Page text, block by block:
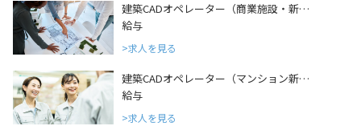
建築CADオペレーター（商業施設・新…
給与
求人を見る
建築CADオペレーター（マンション新…
給与
求人を見る